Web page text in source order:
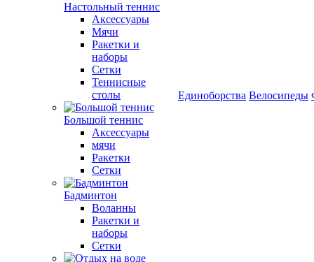
Настольный теннис
Аксессуары
Мячи
Ракетки и
наборы
Сетки
Теннисные
столы
Большой теннис
Аксессуары
мячи
Ракетки
Сетки
Бадминтон
Воланны
Ракетки и
наборы
Сетки
Единоборства Велосипеды